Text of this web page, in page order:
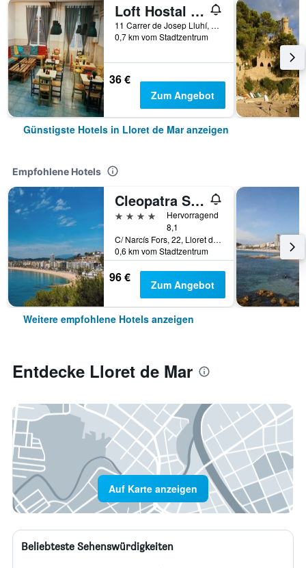
Loft Hostal - Hostel
11 Carrer de Josep Lluhí, Lloret de Mar, Katalonien, Spanien
0,7 km vom Stadtzentrum
36 €
Zum Angebot
Günstigste Hotels in Lloret de Mar anzeigen
Empfohlene Hotels
Cleopatra Spa Hotel
4 Sterne
Hervorragend
8,1
C/ Narcís Fors, 22, Lloret de Mar, Katalonien, Spanien
0,6 km vom Stadtzentrum
96 € Zum Angebot
Weitere empfohlene Hotels anzeigen
Entdecke Lloret de Mar
Auf Karte anzeigen
Beliebteste Sehenswürdigkeiten